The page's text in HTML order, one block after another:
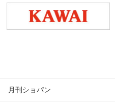
月刊ショパン